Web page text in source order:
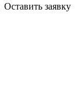
Оставить заявку